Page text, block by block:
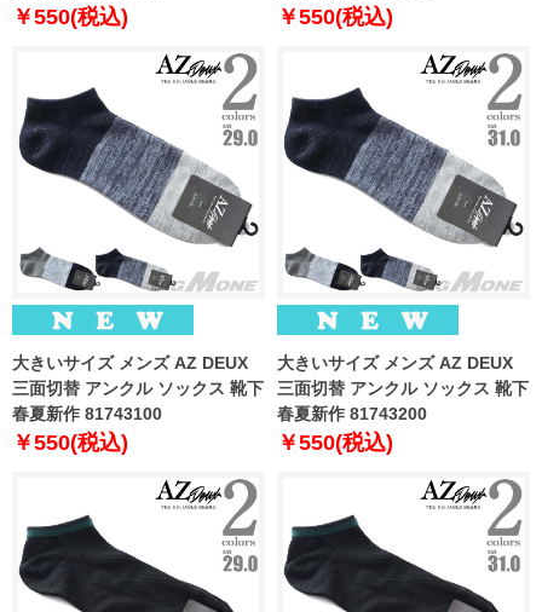
￥550(税込) ￥550(税込)
大きいサイズ メンズ AZ DEUX
三面切替 アンクル ソックス 靴下
春夏新作 81743100
￥550(税込)
大きいサイズ メンズ AZ DEUX
三面切替 アンクル ソックス 靴下
春夏新作 81743200
￥550(税込)